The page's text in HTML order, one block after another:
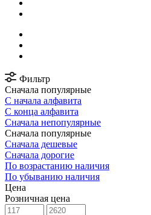
Фильтр
Сначала популярные
С начала алфавита
С конца алфавита
Сначала непопулярные
Сначала популярные
Сначала дешевые
Сначала дорогие
По возрастанию наличия
По убыванию наличия
Цена
Розничная цена